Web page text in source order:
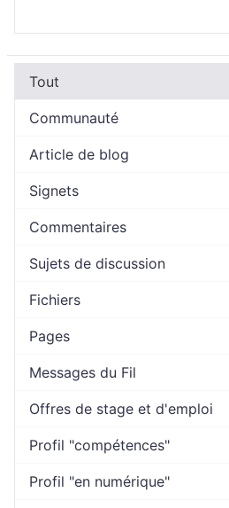
Tout
Communauté
Article de blog
Signets
Commentaires
Sujets de discussion
Fichiers
Pages
Messages du Fil
Offres de stage et d'emploi
Profil "compétences"
Profil "en numérique"